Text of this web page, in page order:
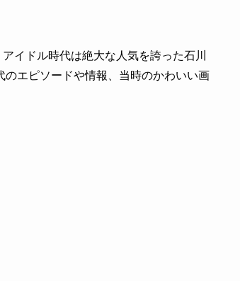
イドル時代は絶大な人気を誇った石川
エピソードや情報、当時のかわいい画